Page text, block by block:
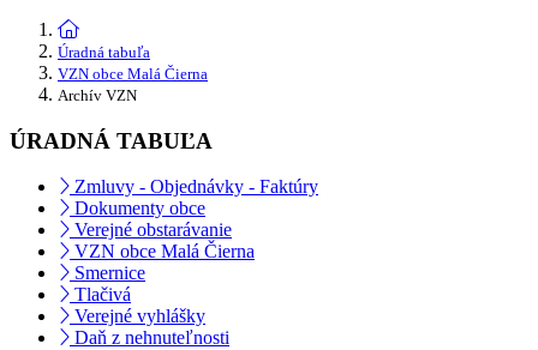
Úradná tabuľa
VZN obce Malá Čierna
Archív VZN
ÚRADNÁ TABUĽA
Zmluvy - Objednávky - Faktúry
Dokumenty obce
Verejné obstarávanie
VZN obce Malá Čierna
Smernice
Tlačivá
Verejné vyhlášky
Daň z nehnuteľnosti